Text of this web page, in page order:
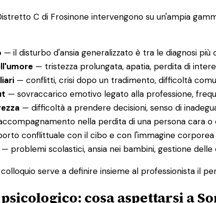
C di Frosinone intervengono su un'ampia
— il disturbo d'ansia generalizzato è tra le diagnosi
— tristezza prolungata, apatia, perdita di
— conflitti, crisi dopo un tradimento, difficoltà
— sovraccarico emotivo legato alla professione,
— difficoltà a prendere decisioni, senso di
nella perdita di una persona cara
conflittuale con il cibo e con l'immagine corporea
— problemi scolastici, ansia nei bambini, gestione
serve a definire insieme al professionista il
cosa aspettarsi a